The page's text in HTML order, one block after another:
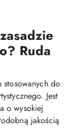
Ruda
stosowanych do
Jest
o wysokiej
jakością